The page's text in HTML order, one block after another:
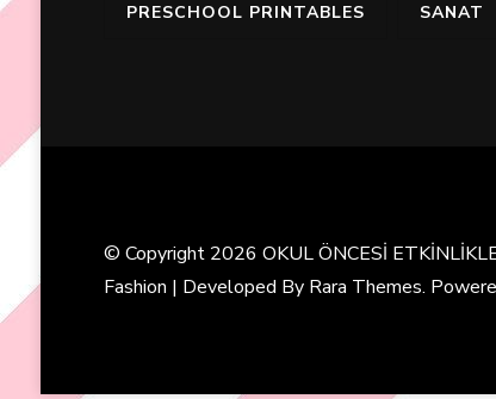
PRESCHOOL PRINTABLES SANAT
© Copyright 2026 OKUL ÖNCESİ
Fashion | Developed By Rara Themes.